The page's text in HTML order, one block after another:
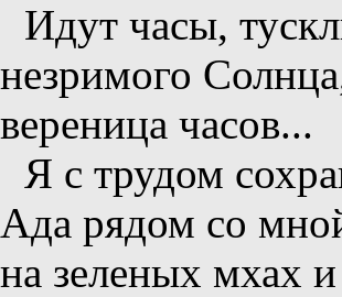
Идут часы,
незримого
вереница часов...
Я с трудом
Ада рядом со
на зеленых мхах